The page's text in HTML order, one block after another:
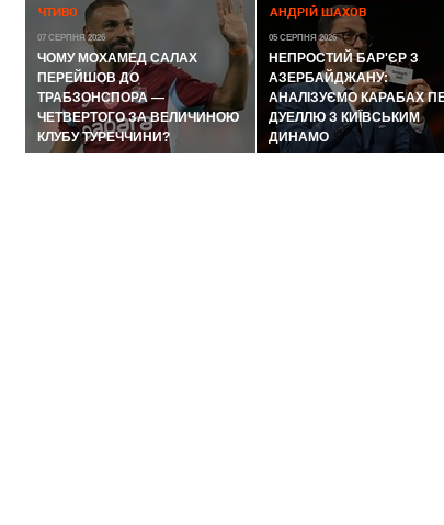
ЧТИВО
07 СЕРПНЯ 2026
ЧОМУ МОХАМЕД САЛАХ
ПЕРЕЙШОВ ДО
ТРАБЗОНСПОРА —
ЧЕТВЕРТОГО ЗА ВЕЛИЧИНОЮ
КЛУБУ ТУРЕЧЧИНИ?
АНДРІЙ ШАХОВ
05 СЕРПНЯ 2026
НЕПРОСТИЙ БАР'ЄР З
АЗЕРБАЙДЖАНУ:
АНАЛІЗУЄМО КАРАБАХ
ДУЕЛЛЮ З КИЇВСЬКИМ
ДИНАМО